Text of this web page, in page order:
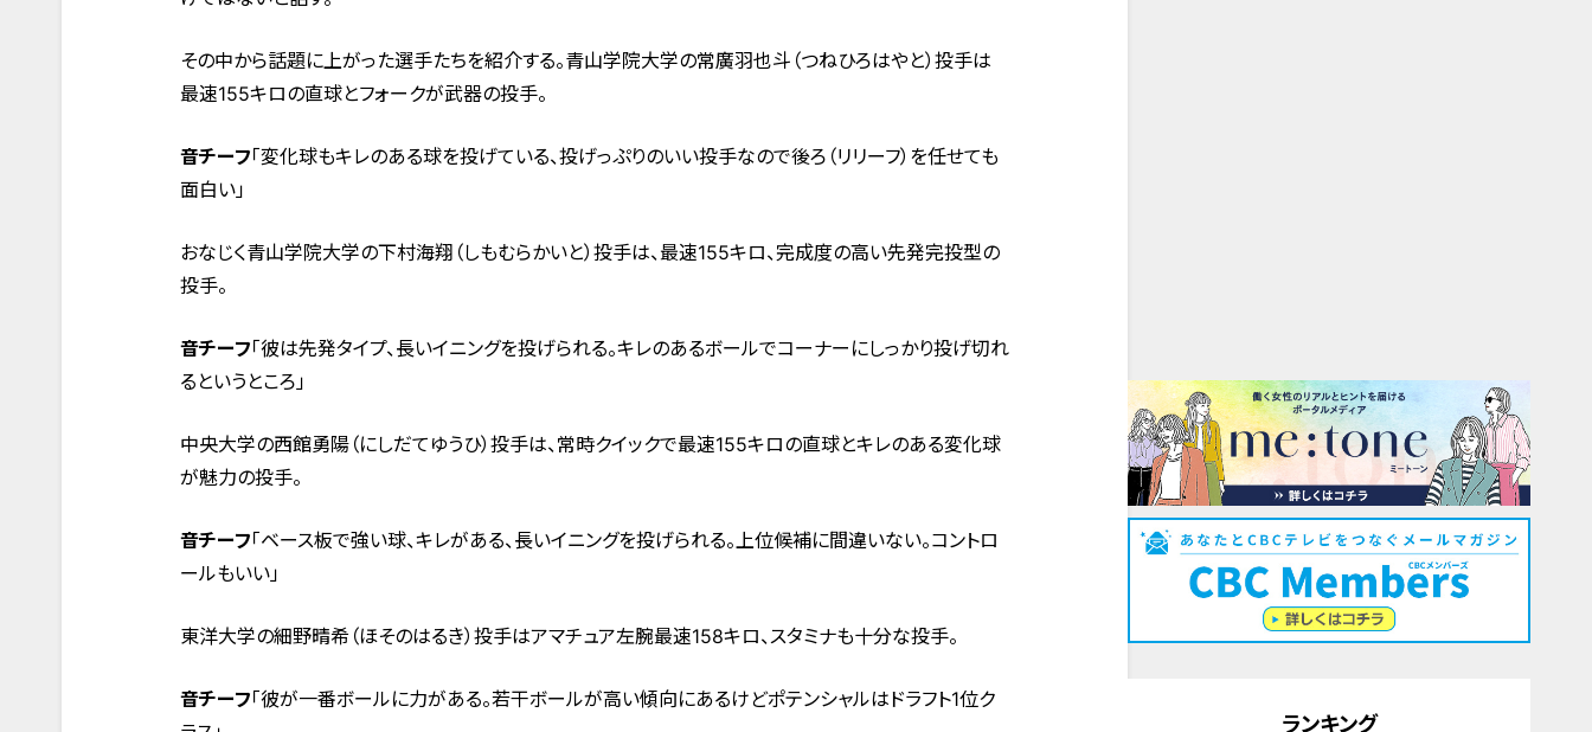
その中から話題に上がった選手たちを紹介する。青山学院大学の常廣羽也斗（つねひろはやと）投手は
最速155キロの直球とフォークが武器の投手。
音チーフ「変化球もキレのある球を投げている、投げっぷりのいい投手なので後ろ（リリーフ）を任せても
面白い」
おなじく青山学院大学の下村海翔（しもむらかいと）投手は、最速155キロ、完成度の高い先発完投型の
投手。
音チーフ「彼は先発タイプ、長いイニングを投げられる。キレのあるボールでコーナーにしっかり投げ切れ
るというところ」
中央大学の西館勇陽（にしだてゆうひ）投手は、常時クイックで最速155キロの直球とキレのある変化球
が魅力の投手。
音チーフ「ベース板で強い球、キレがある、長いイニングを投げられる。上位候補に間違いない。コントロ
ールもいい」
東洋大学の細野晴希（ほそのはるき）投手はアマチュア左腕最速158キロ、スタミナも十分な投手。
音チーフ「彼が一番ボールに力がある。若干ボールが高い傾向にあるけどポテンシャルはドラフト1位ク
ランキング